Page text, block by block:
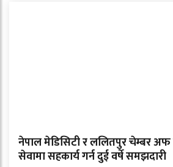
नेपाल मेडिसिटी र ललितपुर चेम्बर अफ
सेवामा सहकार्य गर्न दुई वर्षे समझदारी